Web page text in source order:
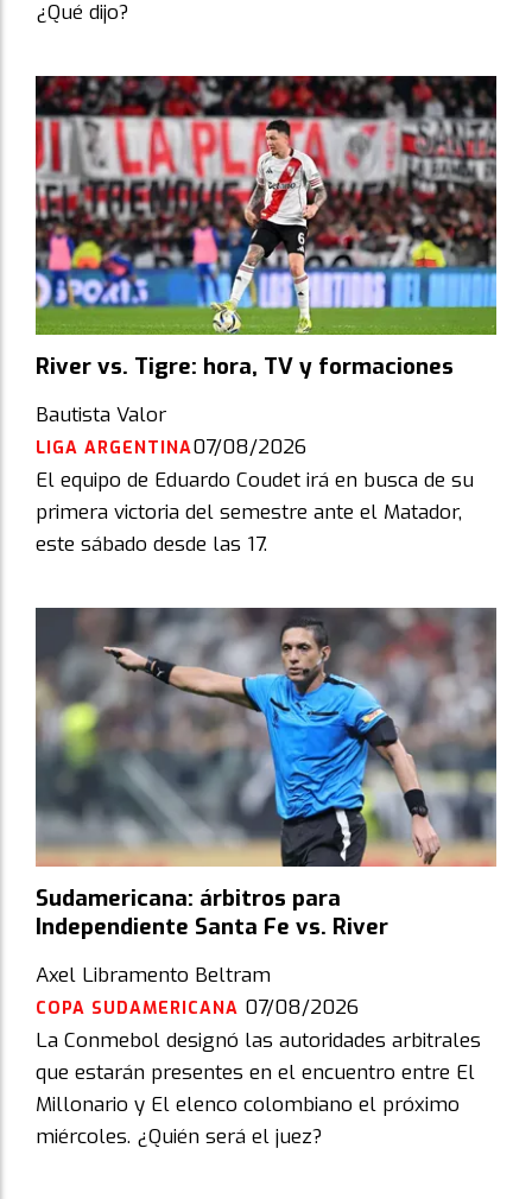
¿Qué dijo?
River vs. Tigre: hora, TV y formaciones
Bautista Valor
LIGA ARGENTINA07/08/2026
El equipo de Eduardo Coudet irá en busca de su
primera victoria del semestre ante el Matador,
este sábado desde las 17.
Sudamericana: árbitros para
Independiente Santa Fe vs. River
Axel Libramento Beltram
COPA SUDAMERICANA 07/08/2026
La Conmebol designó las autoridades arbitrales
que estarán presentes en el encuentro entre El
Millonario y El elenco colombiano el próximo
miércoles. ¿Quién será el juez?